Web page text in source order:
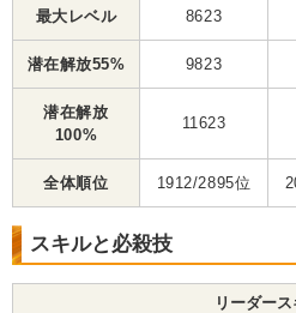
最大レベル 8623
潜在解放55% 9823
潜在解放
100%
11623
全体順位 1912/2895位
スキルと必殺技
リーダー